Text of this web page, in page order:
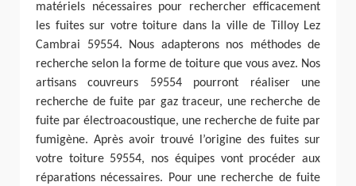
matériels nécessaires pour rechercher efficacement
les fuites sur votre toiture dans la ville de Tilloy Lez
Cambrai 59554. Nous adapterons nos méthodes de
recherche selon la forme de toiture que vous avez. Nos
artisans couvreurs 59554 pourront réaliser une
recherche de fuite par gaz traceur, une recherche de
fuite par électroacoustique, une recherche de fuite par
fumigène. Après avoir trouvé l’origine des fuites sur
votre toiture 59554, nos équipes vont procéder aux
réparations nécessaires. Pour une recherche de fuite